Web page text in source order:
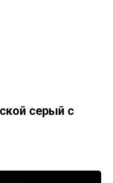
серый с